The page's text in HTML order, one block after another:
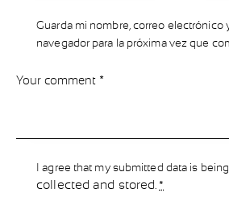
Guarda mi nombre, correo electrónico
navegador para la próxima vez que
I agree that my submitted data is being
collected and stored .*